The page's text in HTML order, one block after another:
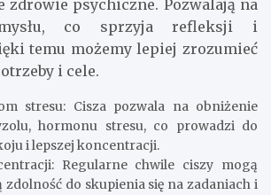
zdrowie psychiczne. Pozwalają na
co sprzyja refleksji i
temu możemy lepiej zrozumieć
i cele.
stresu: Cisza pozwala na obniżenie
hormonu stresu, co prowadzi do
i lepszej koncentracji.
Regularne chwile ciszy mogą
zdolność do skupienia się na zadaniach i